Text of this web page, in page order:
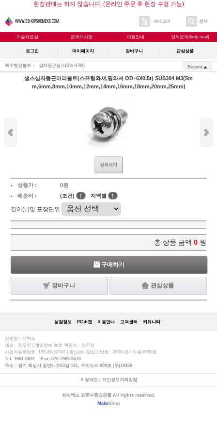
현장판매는 하지 않습니다. (온라인 주문 후 현장 수령 가능)
카테고리 검색
기술자료실 문의게시판 이용안내 견적문의(help mail)
로그인 마이페이지 장바구니 관심상품
특수형상볼트 십자둥근샘스(SW+FW) Recent
샘스십자둥근머리볼트(스프링와셔,평와셔 OD=6X0.5t) SUS304 M3(5m
m,6mm,8mm,10mm,12mm,14mm,16mm,18mm,20mm,25mm)
상세보기
상품가 :
0원
배송비 :
(조건) ! 지역별 !
길이(L)및 포장단위
총 상품 금액 0 원
구매하기
장바구니 관심상품
상점정보 PC버젼 이용안내 고객센터 커뮤니티
상호명 : 쉬멕스
대표 : 장우천 | 개인정보 보호 책임자 : 장우천
사업자등록번호 :135-26-92747 | 통신판매업신고번호 : 2009-경기수원-0550호
Tel: 1661-8832 Fax: 070-7966-3573
주소 : 경기 화성시 동탄대로23길 121, 우미뉴브 608호 (우)18468
이용약관| 개인정보처리방침
ⓒ쉬멕스 표준부품쇼핑몰 All rights reserved.
MakeShop